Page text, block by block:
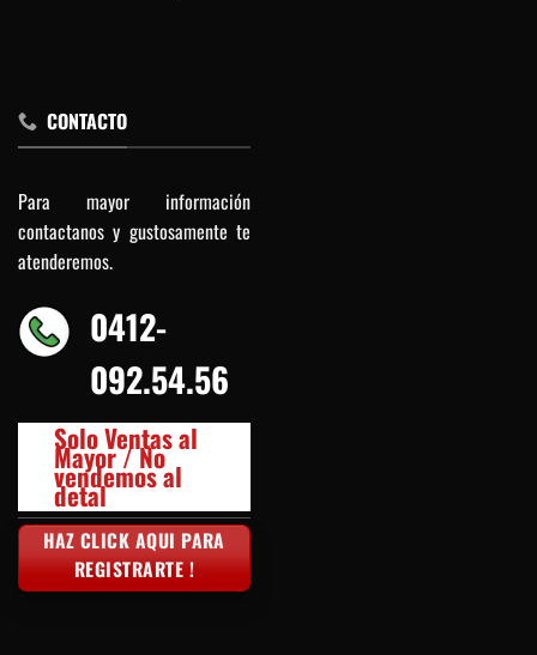
CONTACTO
Para mayor información
contactanos y gustosamente te
atenderemos.
0412-
092.54.56
Solo Ventas al
Mayor / No
vendemos al
detal
HAZ CLICK AQUI PARA
REGISTRARTE !